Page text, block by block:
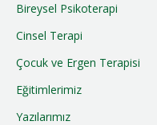
Bireysel Psikoterapi
Cinsel Terapi
Çocuk ve Ergen Terapisi
Eğitimlerimiz
Yazılarımız